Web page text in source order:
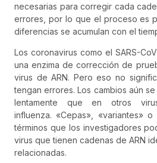
necesarias para corregir cada
errores, por lo que el proceso es
diferencias se acumulan con el
Los coronavirus como el SARS-
una enzima de corrección de
virus de ARN. Pero eso no
tengan errores. Los cambios aún
lentamente que en otros
influenza. «Cepas», «variantes»
términos que los investigadores
virus que tienen cadenas de ARN
relacionadas.